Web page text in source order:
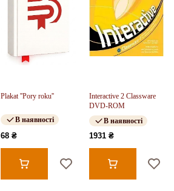
Plakat ''Pory roku''
В наявності
68 ₴
Interactive 2 Classware
DVD-ROM
В наявності
1931 ₴